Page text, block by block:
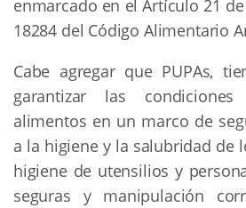
enmarcado en el Artículo 21
18284 del Código Alimentario
Cabe agregar que PUPAs,
garantizar las
alimentos en un marco de
a la higiene y la salubridad de
higiene de utensilios y
seguras y manipulación